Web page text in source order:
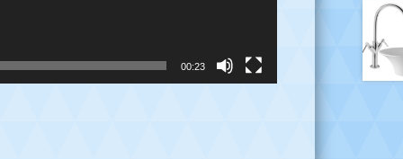
00:23